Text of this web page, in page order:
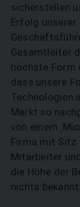
sicherstellen
Erfolg unserer
Gesamtleiter
höchste Form
dass unsere
Technologien
Markt so
von einem
Firma mit Sitz
Mitarbeiter
die Höhe der
nichts bekannt.